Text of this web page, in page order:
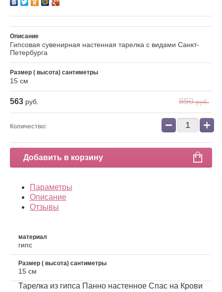
Описание
Гипсовая сувенирная настенная тарелка с видами Санкт-
Петербурга
Размер ( высота) сантиметры
15 см
563 руб. 850руб.
Количество: − +
Добавить в корзину
Параметры
Описание
Отзывы
материал
гипс
Размер ( высота) сантиметры
15 см
Тарелка из гипса Панно настенное Спас на Крови